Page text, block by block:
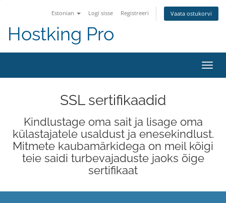
Estonian Logi sisse Registreeri Vaata ostukorvi
Hostking Pro
SSL sertifikaadid
Kindlustage oma sait ja lisage oma
külastajatele usaldust ja enesekindlust.
Mitmete kaubamärkidega on meil kõigi
teie saidi turbevajaduste jaoks õige
sertifikaat